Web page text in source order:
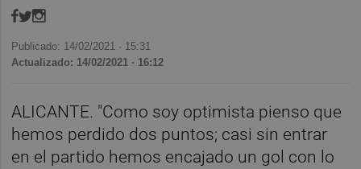
Publicado: 14/02/2021 · 15:31
Actualizado: 14/02/2021 · 16:12
ALICANTE. "Como soy optimista pienso que
hemos perdido dos puntos; casi sin entrar
en el partido hemos encajado un gol con lo